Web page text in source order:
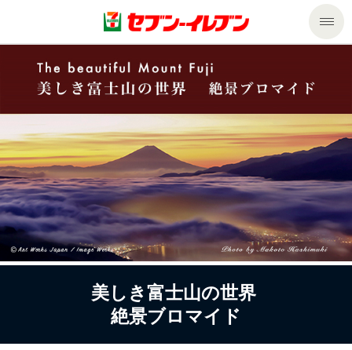
商品のご案内
今週の新商品
来週の新商品
商品カテゴリ一覧
セブンプレミアム
サービス
サービストップ
nanacoトップ
マルチコピー機でできること
企業情報
企業情報トップ
ニュースリリース
私たちの取組み
サステナビリティ美しき富士山の世界
絶景ブロマイド